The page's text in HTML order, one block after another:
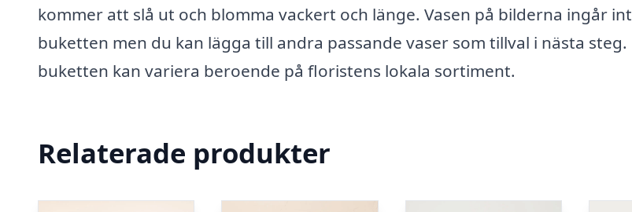
kommer att slå ut och blomma vackert och länge. Vasen på bilderna ingår
buketten men du kan lägga till andra passande vaser som tillval i nästa
buketten kan variera beroende på floristens lokala sortiment.
Relaterade produkter